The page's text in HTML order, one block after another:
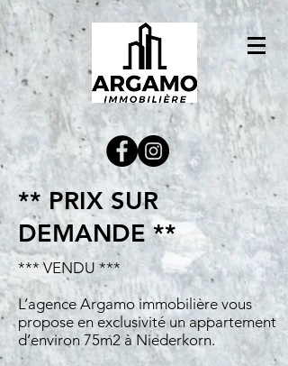
** PRIX SUR
DEMANDE **
*** VENDU ***
L’agence Argamo immobilière vous
propose en exclusivité un appartement
d’environ 75m2 à Niederkorn.